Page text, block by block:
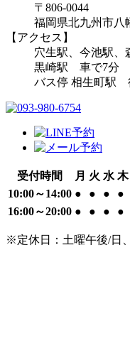
〒806-0044
福岡県北九州市八
【アクセス】
穴生駅、今池駅
黒崎駅 車で7分
バス停 相生町駅
受付時間 月 火 水 木
10:00～14:00 ● ● ● ●
16:00～20:00 ● ● ● ●
※定休日：土曜午後/日